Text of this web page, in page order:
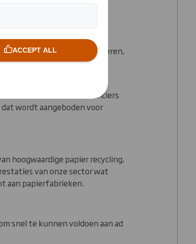
ons eigen bedrijf beheren,
worden door ons
samen met onze leveranciers
wordt aangeboden voor
hoogwaardige papier recycling,
van onze sector wat
aan papierfabrieken.
snel te kunnen voldoen aan ad